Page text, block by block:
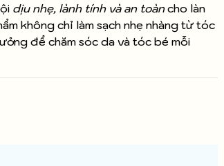
dịu nhẹ, lành tính và an toàncho làn
không chỉ làm sạch nhẹ nhàng từ tóc
để chăm sóc da và tóc bé mỗi